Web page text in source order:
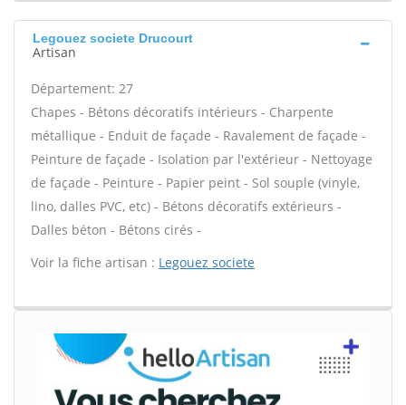
Legouez societe Drucourt
Artisan
Département: 27
Chapes - Bétons décoratifs intérieurs - Charpente
métallique - Enduit de façade - Ravalement de façade -
Peinture de façade - Isolation par l'extérieur - Nettoyage
de façade - Peinture - Papier peint - Sol souple (vinyle,
lino, dalles PVC, etc) - Bétons décoratifs extérieurs -
Dalles béton - Bétons cirés -
Voir la fiche artisan : Legouez societe